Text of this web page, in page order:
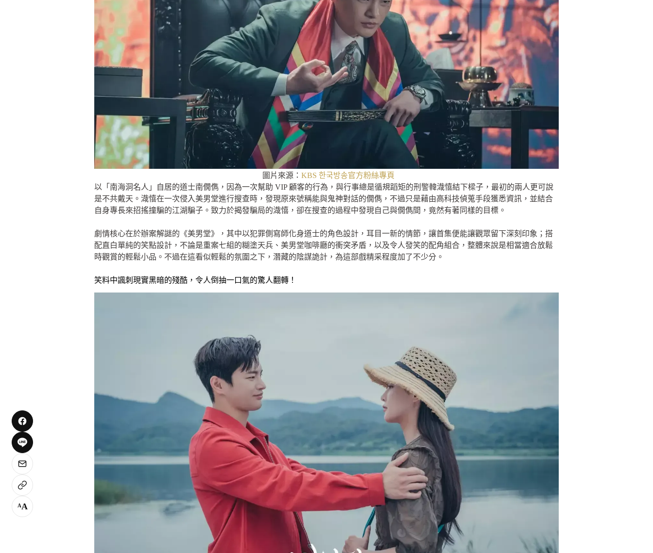
圖片來源： KBS 한국방송官方粉絲專頁
以「南海洞名人」自居的道士南僩儁，因為一次幫助 VIP 顧客的行為，與行事總是循規蹈矩的刑警韓渽憘結下樑子，最初的兩人更可說
是不共戴天。渽憘在一次侵入美男堂進行搜查時，發現原來號稱能與鬼神對話的僩儁，不過只是藉由高科技偵蒐手段獲悉資訊，並結合
自身專長來招搖撞騙的江湖騙子。致力於揭發騙局的渽憘，卻在搜查的過程中發現自己與僩儁間，竟然有著同樣的目標。
劇情核心在於辦案解謎的《美男堂》，其中以犯罪側寫師化身道士的角色設計，耳目一新的情節，讓首集便能讓觀眾留下深刻印象；搭
配直白單純的笑點設計，不論是重案七組的糊塗天兵、美男堂咖啡廳的衝突矛盾，以及令人發笑的配角組合，整體來說是相當適合放鬆
時觀賞的輕鬆小品。不過在這看似輕鬆的氛圍之下，潛藏的陰謀詭計，為這部戲精采程度加了不少分。
笑料中諷刺現實黑暗的殘酷，令人倒抽一口氣的驚人翻轉！
AA